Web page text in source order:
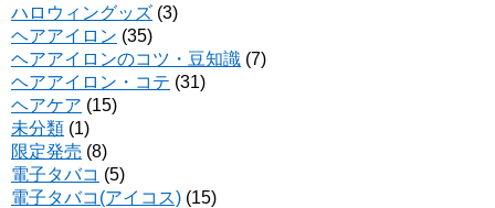
ハロウィングッズ (3)
ヘアアイロン (35)
ヘアアイロンのコツ・豆知識 (7)
ヘアアイロン・コテ (31)
ヘアケア (15)
未分類 (1)
限定発売 (8)
電子タバコ (5)
電子タバコ(アイコス) (15)